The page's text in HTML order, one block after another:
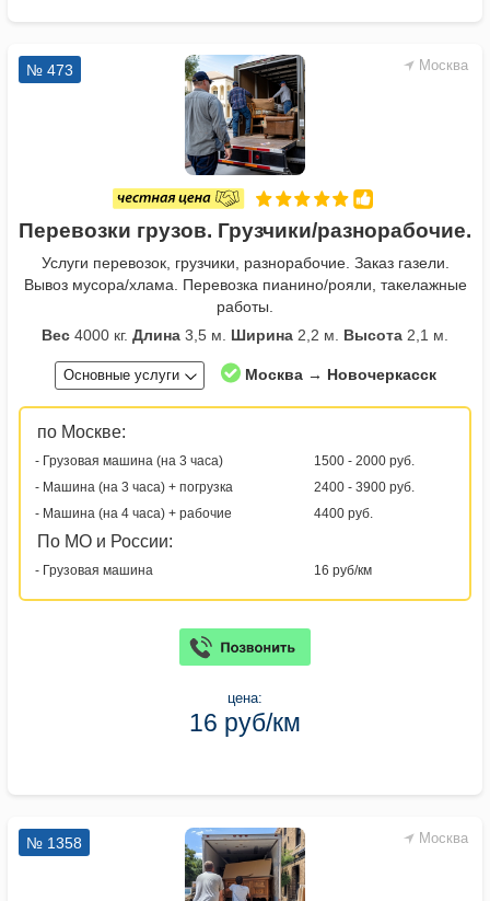
Москва
№ 473
Перевозки грузов. Грузчики/разнорабочие.
Услуги перевозок, грузчики, разнорабочие. Заказ газели.
Вывоз мусора/хлама. Перевозка пианино/рояли, такелажные
работы.
Вес 4000 кг. Длина 3,5 м. Ширина 2,2 м. Высота 2,1 м.
Основные услуги Москва → Новочеркасск
по Москве:
- Грузовая машина (на 3 часа)
1500 - 2000 руб.
- Машина (на 3 часа) + погрузка
2400 - 3900 руб.
- Машина (на 4 часа) + рабочие
4400 руб.
По МО и России:
- Грузовая машина 16 руб/км
цена:
16 руб/км
Москва
№ 1358